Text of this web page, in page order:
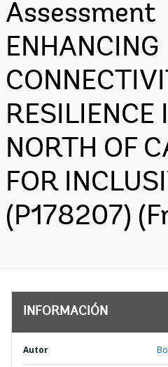
Assessment
ENHANCING
RESILIENCE
NORTH OF
FOR
(P178207)
INFORMACIÓN
Autor